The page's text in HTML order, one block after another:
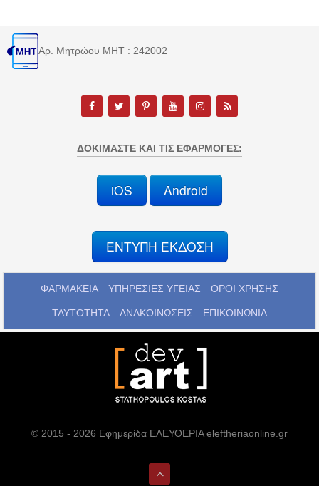
Αρ. Μητρώου MHT : 242002
ΔΟΚΙΜΆΣΤΕ ΚΑΙ ΤΙΣ ΕΦΑΡΜΟΓΈΣ:
iOS Android
ΕΝΤΥΠΗ ΕΚΔΟΣΗ
ΦΑΡΜΑΚΕΙΑ ΥΠΗΡΕΣΙΕΣ ΥΓΕΙΑΣ ΟΡΟΙ ΧΡΗΣΗΣ
ΤΑΥΤΟΤΗΤΑ ΑΝΑΚΟΙΝΩΣΕΙΣ ΕΠΙΚΟΙΝΩΝΙΑ
© 2015 - 2026 Εφημερίδα ΕΛΕΥΘΕΡΙΑ eleftheriaonline.gr